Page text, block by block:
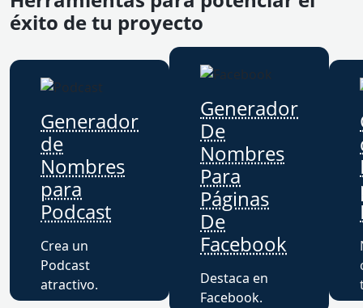
éxito de tu proyecto
Generador
de
Nombres
para
Podcast
Crea un
Podcast
atractivo.
Generador
De
Nombres
Para
Páginas
De
Facebook
Destaca en
Facebook.